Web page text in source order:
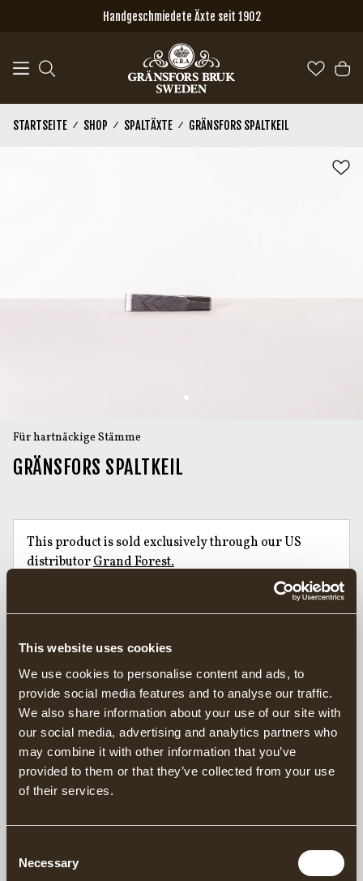
This website uses cookies
We use cookies to personalise content and ads, to
provide social media features and to analyse our traffic.
We also share information about your use of our site with
our social media, advertising and analytics partners who
may combine it with other information that you’ve
provided to them or that they’ve collected from your use
of their services.
Selection
Necessary
Zum Hauptinhalt springenHandgeschmiedete Äxte seit 1902
STARTSEITE SHOP SPALTÄXTE GRÄNSFORS SPALTKEIL
Für hartnäckige Stämme
GRÄNSFORS SPALTKEIL
This product is sold exclusively through our US
distributorGrand Forest.
Verantwortungsvoll in Schweden hergestellt
20 Jahre Garantie auf Äxte
Der Spaltkeil von Gränsfors ist etwas verdreht und verfügt über
einen gerillten Nacken, abgerundete Ecken und eine gehärtete
Spitze. Spaltkeile werden zum Spalten besonders großer,
astiger oder quergefaserter Holzblöcke verwendet
BESCHREIBUNG
DETAILS